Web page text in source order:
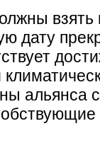
взять
дату
альянса